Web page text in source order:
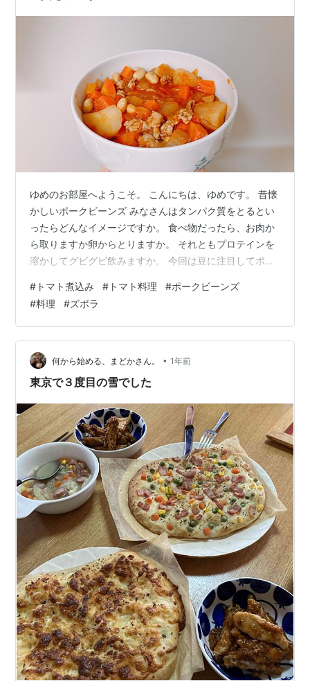
ゆめのお部屋へようこそ。 こんにちは、ゆめです。 昔懐
かしいポークビーンズ みなさんはタンパク質をとるとい
ったらどんなイメージですか。 食べ物だったら、お肉か
ら取りますか卵からとりますか。 それともプロテインを
溶かしてグビグビ飲みますか。 今回は豆に注目してポー
豆をトマトで煮込んだアメリカの家庭料理です。 給食で
出てきた方もいますかね。 はごろもフーズ シャキッと大
豆 120g価格: 168 円楽天で詳細を見る 缶詰の大豆を始め
て買ってきました。 シャキッとシリーズに大豆もあるの
ですね。 材料 にんじん・・・1本 玉ねぎ・・・1個 じゃ
がいも…
# トマト煮込み # トマト料理 #ポークビーンズ
#料理 #ズボラ
何から始める、まどかさん。 • 1年前
東京で３度目の雪でした